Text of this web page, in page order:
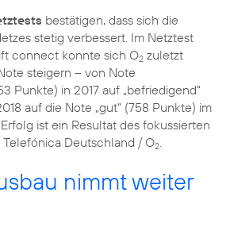
bestätigen, dass sich die
stetig verbessert. Im Netztest
connect konnte sich O2 zuletzt
steigern – von Note
Punkte) in 2017 auf „befriedigend“
auf die Note „gut“ (758 Punkte) im
ist ein Resultat des fokussierten
Telefónica Deutschland / O2.
nimmt weiter